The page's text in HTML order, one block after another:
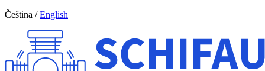
Čeština / English